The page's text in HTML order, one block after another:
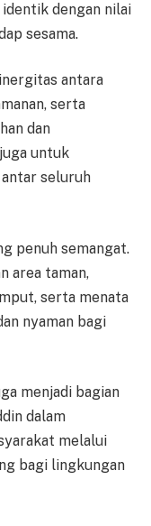
dengan nilai
sesama.
antara
serta
dan
untuk
seluruh
penuh semangat.
area taman,
serta menata
nyaman bagi
menjadi bagian
dalam
melalui
bagi lingkungan